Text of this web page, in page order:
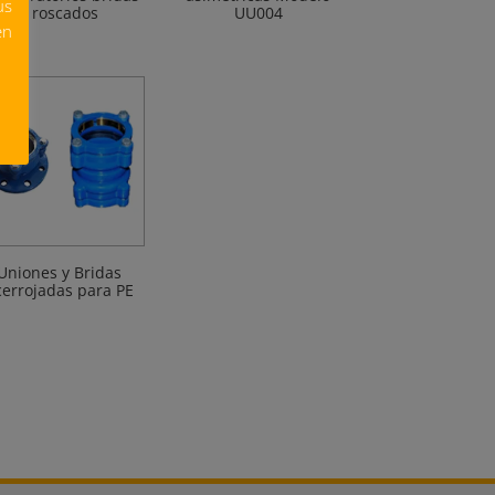
y roscados
UU004
y Bridas
para PE